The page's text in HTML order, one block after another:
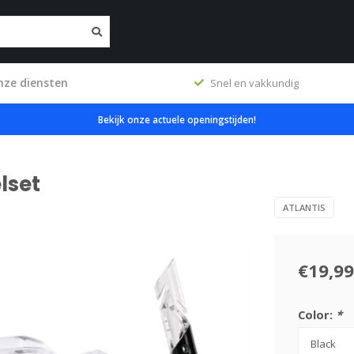
diensten Snel en vakkundig
Bekijk onze actuele openingstijden!
ATLANTIS
€19,99
Color: *